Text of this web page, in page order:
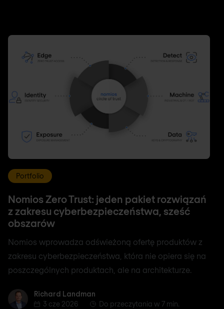
Portfolio
Nomios Zero Trust: jeden pakiet rozwiązań
z zakresu cyberbezpieczeństwa, sześć
obszarów
Nomios wprowadza odświeżoną ofertę produktów z
zakresu cyberbezpieczeństwa, która nie opiera się na
poszczególnych produktach, ale na architekturze.
Richard Landman
Richard Landman
3 cze 2026
Do przeczytania w 7 min.